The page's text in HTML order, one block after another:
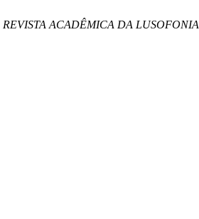
REVISTA ACADÊMICA DA LUSOFONIA